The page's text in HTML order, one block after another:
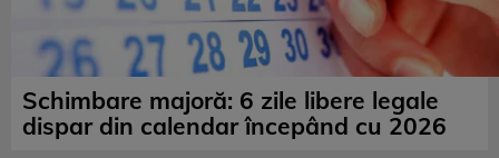
Schimbare majoră: 6 zile libere legale
dispar din calendar începând cu 2026